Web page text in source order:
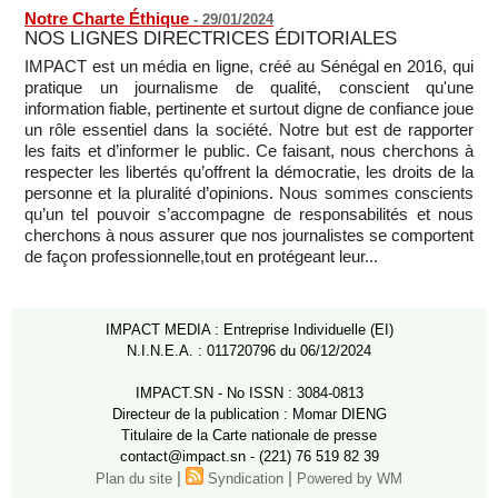
Notre Charte Éthique - 29/01/2024
NOS LIGNES DIRECTRICES ÉDITORIALES
IMPACT est un média en ligne, créé au Sénégal en 2016, qui
pratique un journalisme de qualité, conscient qu'une
information fiable, pertinente et surtout digne de confiance joue
un rôle essentiel dans la société. Notre but est de rapporter
les faits et d’informer le public. Ce faisant, nous cherchons à
respecter les libertés qu’offrent la démocratie, les droits de la
personne et la pluralité d’opinions. Nous sommes conscients
qu’un tel pouvoir s’accompagne de responsabilités et nous
cherchons à nous assurer que nos journalistes se comportent
de façon professionnelle,tout en protégeant leur...
IMPACT MEDIA : Entreprise Individuelle (EI)
N.I.N.E.A. : 011720796 du 06/12/2024
IMPACT.SN - No ISSN : 3084-0813
Directeur de la publication : Momar DIENG
Titulaire de la Carte nationale de presse
contact@impact.sn - (221) 76 519 82 39
Plan du site | Syndication | Powered by WM